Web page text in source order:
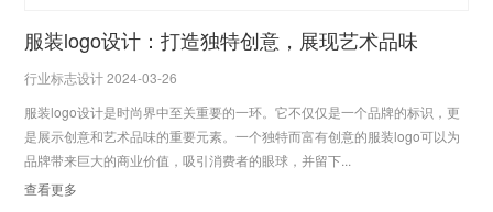
服装logo设计：打造独特创意，展现艺术品味
行业标志设计 2024-03-26
服装logo设计是时尚界中至关重要的一环。它不仅仅是一个品牌的标识，更
是展示创意和艺术品味的重要元素。一个独特而富有创意的服装logo可以为
品牌带来巨大的商业价值，吸引消费者的眼球，并留下...
查看更多